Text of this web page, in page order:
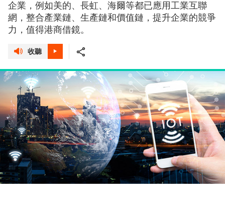
企業，例如美的、長虹、海爾等都已應用工業互聯
網，整合產業鏈、生產鏈和價值鏈，提升企業的競爭
力，值得港商借鏡。
收聽